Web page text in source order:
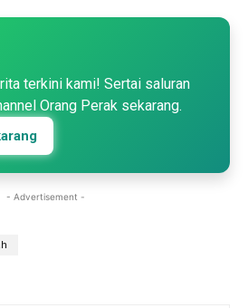
terkini kami! Sertai saluran
Orang Perak sekarang.
- Advertisement -